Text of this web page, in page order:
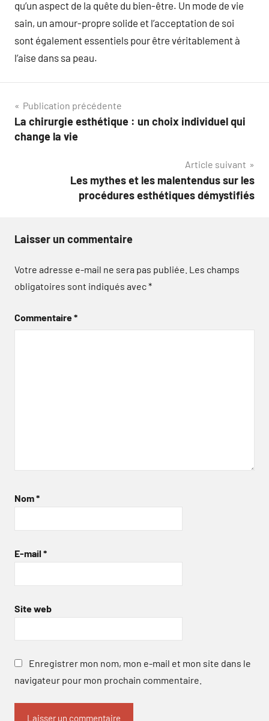
qu’un aspect de la quête du bien-être. Un mode de vie
sain, un amour-propre solide et l’acceptation de soi
sont également essentiels pour être véritablement à
l’aise dans sa peau.
Navigation
de
Publication précédente
La chirurgie esthétique : un choix individuel qui
change la vie
Article suivant
Les mythes et les malentendus sur les
procédures esthétiques démystifiés
Laisser un commentaire
Votre adresse e-mail ne sera pas publiée. Les champs
obligatoires sont indiqués avec*
Commentaire*
Nom*
E-mail *
Site web
Enregistrer mon nom, mon e-mail et mon site dans le
navigateur pour mon prochain commentaire.